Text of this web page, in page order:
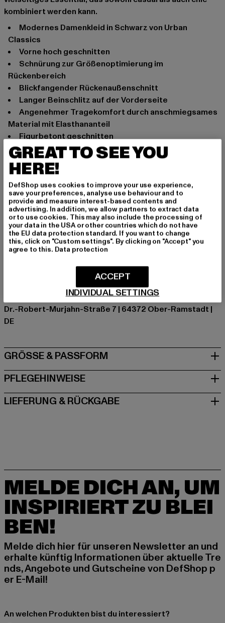
kombiniert werden kann.
Modernes Damenkleid in Schwarz von Urban
Classics
Vorne hoch geschnitten
Schnürung zur Größenoptimierung im
Rückenbereich
Blickfangender Rückenaußenschnitt
Langer Beinschlitz auf der Vorderseite
Angenehmer Tragekomfort durch anschmiegsames
Material mit Elasthananteil
Figurbetont geschnitten
Anlass: Party, Abendmode, sommerlich, Freizeit, Casual,
Basic
Ausschnitt: Rundhals
Schnitt: Figurbetont
Marke: Urban Classics
Kat.: Bekleidung
Farbe: schwarz
Hersteller Farbe: black
Materialzusammensetzung: 98% Baumwolle, 2%
Hersteller: TB International GmbH |info@tbint.de
Dr.-Robert-Murjahn-Straße 7 | 64372 Ober-Ramstadt |
DE
GRÖSSE & PASSFORM
PFLEGEHINWEISE
LIEFERUNG & RÜCKGABE
MELDE DICH AN, UM
INSPIRIERT ZU BLEI
BEN!
Melde dich hier für unseren Newsletter an und
erhalte künftig Informationen über aktuelle Tre
nds, Angebote und Gutscheine von DefShop p
er E-Mail!
An welchen Produkten bist du interessiert?
GREAT TO SEE YOU
HERE!
DefShop uses cookies to improve your use experience,
save your preferences, analyse use behaviour and to
provide and measure interest-based contents and
advertising. In addition, we allow partners to extract data
or to use cookies. This may also include the processing of
your data in the USA or other countries which do not have
the EU data protection standard. If you want to change
this, click on "Custom settings". By clicking on "Accept" you
agree to this. Data protection
INDIVIDUAL SETTINGS
ACCEPT